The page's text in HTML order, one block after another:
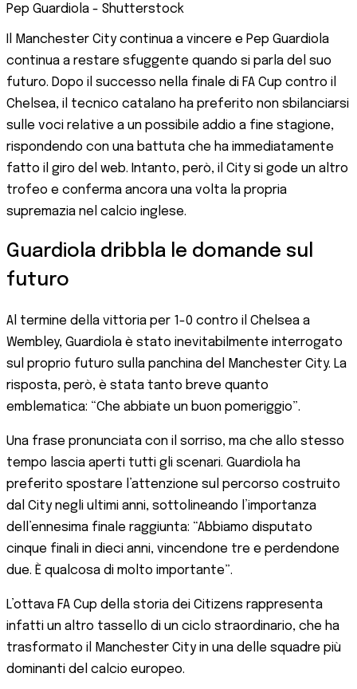
Pep Guardiola - Shutterstock
Il Manchester City continua a vincere e Pep Guardiola
continua a restare sfuggente quando si parla del suo
futuro. Dopo il successo nella finale di FA Cup contro il
Chelsea, il tecnico catalano ha preferito non sbilanciarsi
sulle voci relative a un possibile addio a fine stagione,
rispondendo con una battuta che ha immediatamente
fatto il giro del web. Intanto, però, il City si gode un altro
trofeo e conferma ancora una volta la propria
supremazia nel calcio inglese.
Guardiola dribbla le domande sul
futuro
Al termine della vittoria per 1-0 contro il Chelsea a
Wembley, Guardiola è stato inevitabilmente interrogato
sul proprio futuro sulla panchina del Manchester City. La
risposta, però, è stata tanto breve quanto
emblematica: “Che abbiate un buon pomeriggio”.
Una frase pronunciata con il sorriso, ma che allo stesso
tempo lascia aperti tutti gli scenari. Guardiola ha
preferito spostare l’attenzione sul percorso costruito
dal City negli ultimi anni, sottolineando l’importanza
dell’ennesima finale raggiunta: “Abbiamo disputato
cinque finali in dieci anni, vincendone tre e perdendone
due. È qualcosa di molto importante”.
L’ottava FA Cup della storia dei Citizens rappresenta
infatti un altro tassello di un ciclo straordinario, che ha
trasformato il Manchester City in una delle squadre più
dominanti del calcio europeo.